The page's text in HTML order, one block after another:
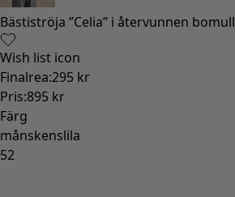
Bästiströja ”Celia” i återvunnen bomull
Wish list icon
Finalrea:295 kr
Pris:895 kr
Färg
månskenslila
52